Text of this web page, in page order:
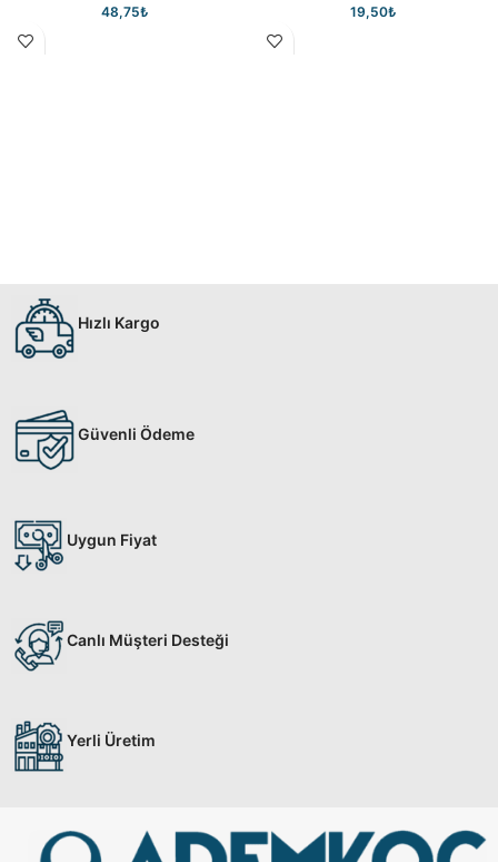
48,75₺ 19,50₺
Hızlı Kargo
Güvenli Ödeme
Uygun Fiyat
Canlı Müşteri Desteği
Yerli Üretim